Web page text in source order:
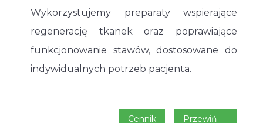
Wykorzystujemy preparaty wspierające
regenerację tkanek oraz poprawiające
funkcjonowanie stawów, dostosowane do
indywidualnych potrzeb pacjenta.
Cennik
Przewiń